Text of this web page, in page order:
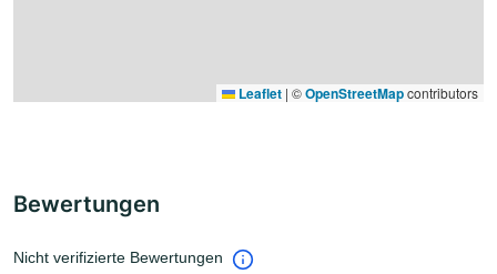
Leaflet | ©OpenStreetMapcontributors
Bewertungen
Nicht verifizierte Bewertungen